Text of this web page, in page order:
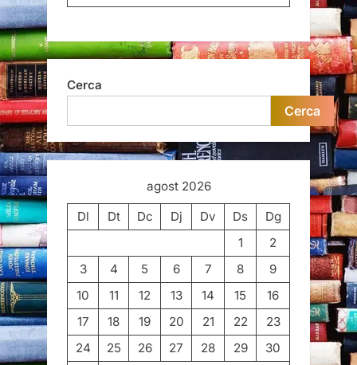
Cerca
Cerca
agost 2026
Dl
Dt Dc Dj Dv Ds
Dg
1
2
3
4 5 6 7 8
9
10
11 12 13 14 15
16
17
18 19 20 21 22
23
24
25 26 27 28 29
30